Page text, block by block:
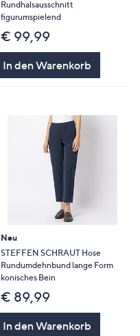
Rundhalsausschnitt
figurumspielend
€ 99,99
In den Warenkorb
Neu
STEFFEN SCHRAUT Hose
Rundumdehnbund lange Form
konisches Bein
€ 89,99
In den Warenkorb